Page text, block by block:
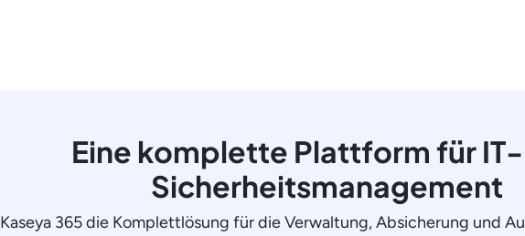
Eine komplette Plattform für
Sicherheitsmanagement
Kaseya 365 die Komplettlösung für die Verwaltung, Absicherung und